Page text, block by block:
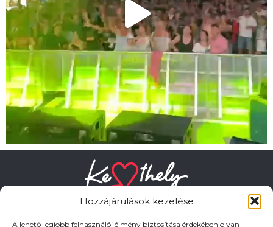
Hozzájárulások kezelése
A lehető legjobb felhasználói élmény biztosítása érdekében olyan